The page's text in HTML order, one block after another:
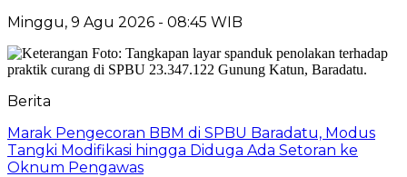
Minggu, 9 Agu 2026 - 08:45 WIB
Berita
Marak Pengecoran BBM di SPBU Baradatu, Modus
Tangki Modifikasi hingga Diduga Ada Setoran ke
Oknum Pengawas